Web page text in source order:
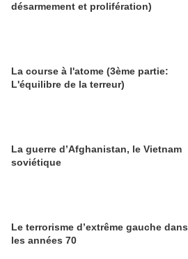
désarmement et prolifération)
La course à l'atome (3ème partie:
L'équilibre de la terreur)
La guerre d’Afghanistan, le Vietnam
soviétique
Le terrorisme d’extrême gauche dans
les années 70